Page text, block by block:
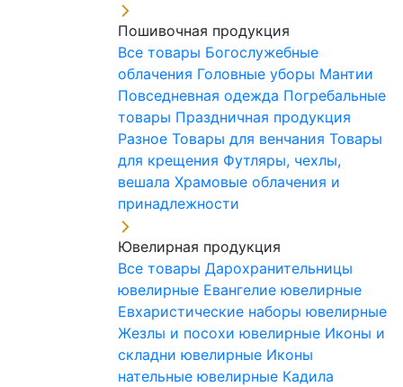
Пошивочная продукция
Все товары Богослужебные
облачения Головные уборы Мантии
Повседневная одежда Погребальные
товары Праздничная продукция
Разное Товары для венчания Товары
для крещения Футляры, чехлы,
вешала Храмовые облачения и
принадлежности
Ювелирная продукция
Все товары Дарохранительницы
ювелирные Евангелие ювелирные
Евхаристические наборы ювелирные
Жезлы и посохи ювелирные Иконы и
складни ювелирные Иконы
нательные ювелирные Кадила